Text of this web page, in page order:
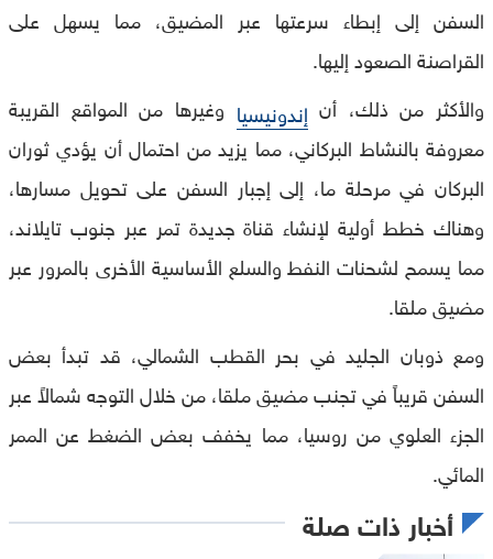
السفن إلى إبطاء سرعتها عبر المضيق، مما يسهل على
القراصنة الصعود إليها.
والأكثر من ذلك، أن إندونيسيا وغيرها من المواقع القريبة
معروفة بالنشاط البركاني، مما يزيد من احتمال أن يؤدي ثوران
البركان في مرحلة ما، إلى إجبار السفن على تحويل مسارها،
وهناك خطط أولية لإنشاء قناة جديدة تمر عبر جنوب تايلاند،
مما يسمح لشحنات النفط والسلع الأساسية الأخرى بالمرور عبر
مضيق ملقا.
ومع ذوبان الجليد في بحر القطب الشمالي، قد تبدأ بعض
السفن قريباً في تجنب مضيق ملقا، من خلال التوجه شمالاً عبر
الجزء العلوي من روسيا، مما يخفف بعض الضغط عن الممر
المائي.
أخبار ذات صلة